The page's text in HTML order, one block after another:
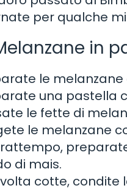
per qualche
in
le
una pastella
le fette di
le melanzane
di mais.
cotte, condite